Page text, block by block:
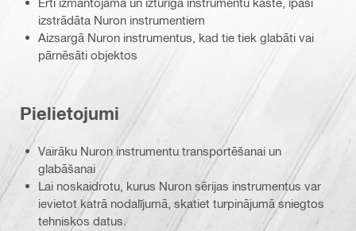
izstrādāta Nuron instrumentiem
Aizsargā Nuron instrumentus, kad tie tiek glabāti vai
pārnēsāti objektos
Pielietojumi
Vairāku Nuron instrumentu transportēšanai un
glabāšanai
Lai noskaidrotu, kurus Nuron sērijas instrumentus var
ievietot katrā nodalījumā, skatiet turpinājumā sniegtos
tehniskos datus.